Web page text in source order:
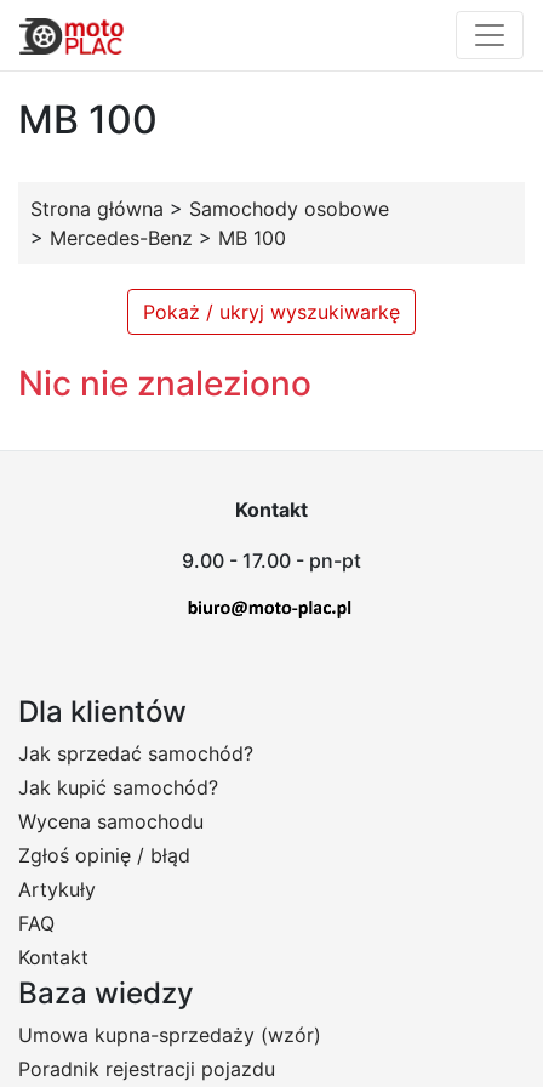
MB 100
Strona główna > Samochody osobowe
> Mercedes-Benz > MB 100
Pokaż / ukryj wyszukiwarkę
Nic nie znaleziono
Kontakt
9.00 - 17.00 - pn-pt
Dla klientów
Jak sprzedać samochód?
Jak kupić samochód?
Wycena samochodu
Zgłoś opinię / błąd
Artykuły
FAQ
Kontakt
Baza wiedzy
Umowa kupna-sprzedaży (wzór)
Poradnik rejestracji pojazdu